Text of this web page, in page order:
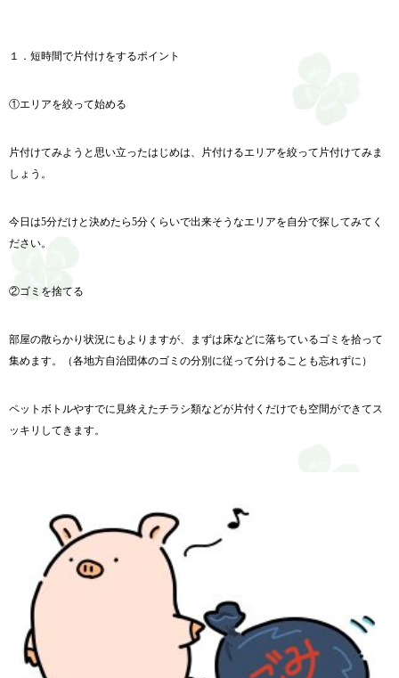
１．短時間で片付けをするポイント
①エリアを絞って始める
片付けてみようと思い立ったはじめは、片付けるエリアを絞って片付けてみま
しょう。
今日は5分だけと決めたら5分くらいで出来そうなエリアを自分で探してみてく
ださい。
②ゴミを捨てる
部屋の散らかり状況にもよりますが、まずは床などに落ちているゴミを拾って
集めます。（各地方自治団体のゴミの分別に従って分けることも忘れずに）
ペットボトルやすでに見終えたチラシ類などが片付くだけでも空間ができてス
ッキリしてきます。